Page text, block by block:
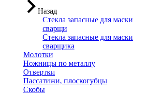
Назад
Стекла запасные для маски
сварщи
Стекла запасные для маски
сварщика
Молотки
Ножницы по металлу
Отвертки
Пассатижи, плоскогубцы
Скобы